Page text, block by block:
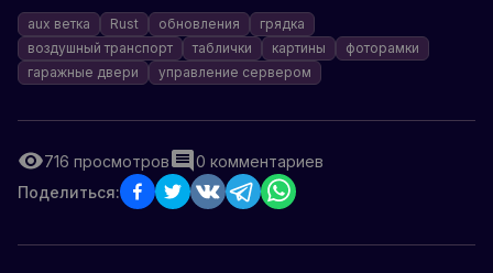
aux ветка Rust обновления
грядка
воздушный транспорт
таблички картины
фоторамки
гаражные двери
управление сервером
716 просмотров 0 комментариев
Поделиться: